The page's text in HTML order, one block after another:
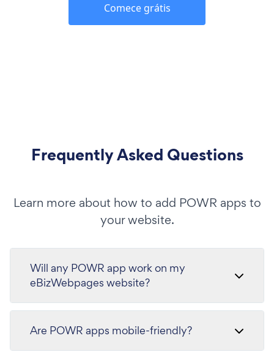
Comece grátis
Frequently Asked Questions
Learn more about how to add POWR apps to
your website.
Will any POWR app work on my
eBizWebpages website?
Are POWR apps mobile-friendly?